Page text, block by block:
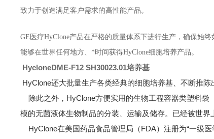
致力于创造满足客户需求的高性能产品。
GE医疗HyClone产品在严格的质量体系下进行生产，确保始
能够在世界任何地方、*时间获得HyClone细胞培养产品。
HycloneDME-F12 SH30023.01培养基
HyClone还大批量生产各类经典的细胞培养基、不断推
除此之外，HyClone方便实用的生物工程容器类塑料袋
模的无菌液体生物制品的分装、运输及储存。已经被世界
HyClone在美国药品食品管理局（FDA）注册为“一级